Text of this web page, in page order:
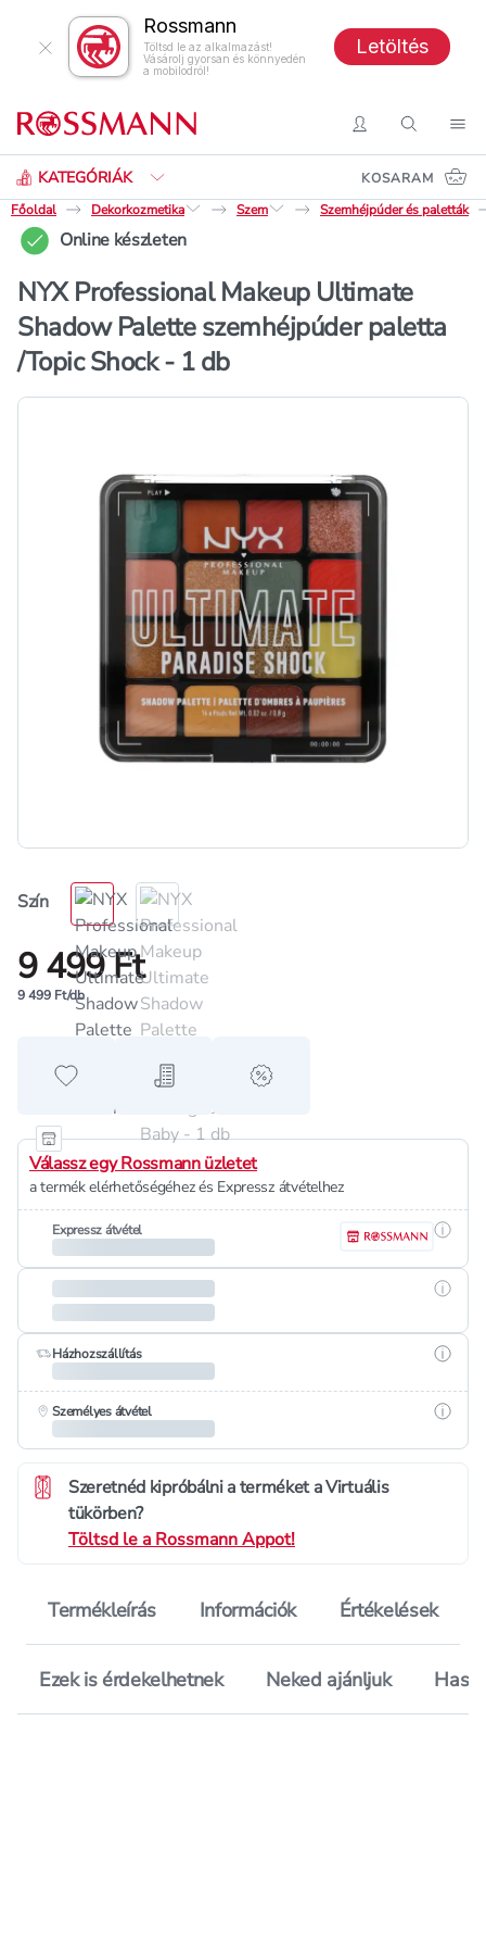
Rossmann
Töltsd le az alkalmazást!
Vásárolj gyorsan és könnyedén
a mobilodról!
Letöltés
BelépésKeresés
KATEGÓRIÁK
Keresés
KOSARAM
Főoldal
Dekorkozmetika Szem Szemhéjpúder és paletták
Online készleten
NYX Professional Makeup Ultimate
Shadow Palette szemhéjpúder paletta
/Topic Shock - 1 db
Szín
9 499 Ft
9 499 Ft/db
Hozzáadás a kedvencekhez
Hozzáadás a bevásárló listához
alert when on sale
Válassz egy Rossmann üzletet
a termék elérhetőségéhez és Expressz átvételhez
Expressz átvétel
Házhozszállítás
Személyes átvétel
Szeretnéd kipróbálni a terméket a Virtuális
tükörben?
Töltsd le a Rossmann Appot!
Termékleírás Információk Értékelések
Ezek is érdekelhetnek Neked ajánljuk